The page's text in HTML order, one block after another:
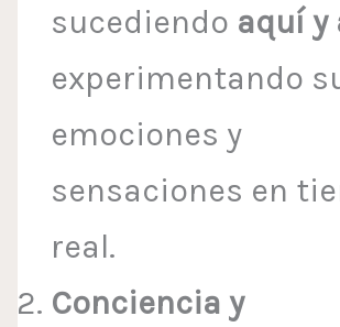
sucediendo aquí y
experimentando
emociones y
sensaciones en
real.
Conciencia y